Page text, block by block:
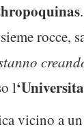
rocce,
l
vicino a